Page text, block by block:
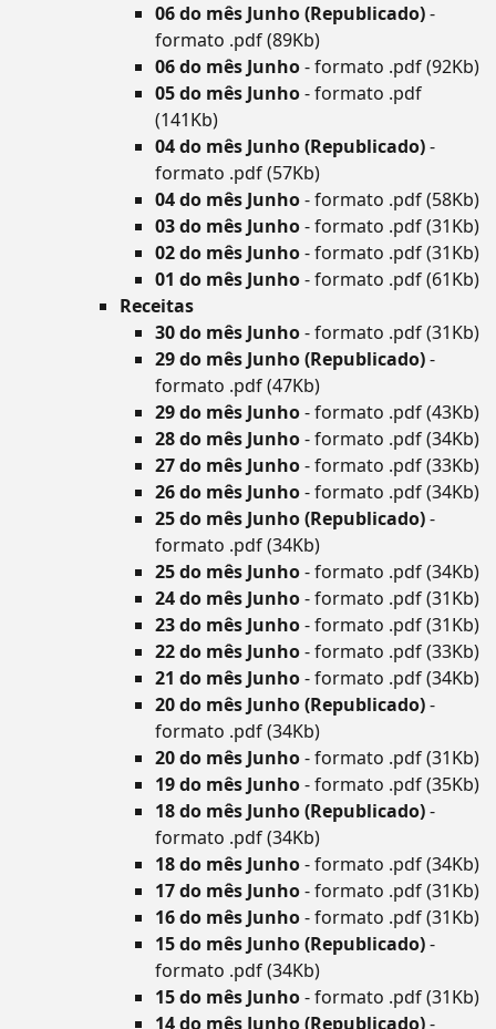
06 do mês Junho (Republicado)-
formato .pdf (89Kb)
06 do mês Junho- formato .pdf (92Kb)
05 do mês Junho- formato .pdf
(141Kb)
04 do mês Junho (Republicado)-
formato .pdf (57Kb)
04 do mês Junho- formato .pdf (58Kb)
03 do mês Junho- formato .pdf (31Kb)
02 do mês Junho- formato .pdf (31Kb)
01 do mês Junho- formato .pdf (61Kb)
Receitas
30 do mês Junho- formato .pdf (31Kb)
29 do mês Junho (Republicado)-
formato .pdf (47Kb)
29 do mês Junho- formato .pdf (43Kb)
28 do mês Junho- formato .pdf (34Kb)
27 do mês Junho- formato .pdf (33Kb)
26 do mês Junho- formato .pdf (34Kb)
25 do mês Junho (Republicado)-
formato .pdf (34Kb)
25 do mês Junho- formato .pdf (34Kb)
24 do mês Junho- formato .pdf (31Kb)
23 do mês Junho- formato .pdf (31Kb)
22 do mês Junho- formato .pdf (33Kb)
21 do mês Junho- formato .pdf (34Kb)
20 do mês Junho (Republicado)-
formato .pdf (34Kb)
20 do mês Junho- formato .pdf (31Kb)
19 do mês Junho- formato .pdf (35Kb)
18 do mês Junho (Republicado)-
formato .pdf (34Kb)
18 do mês Junho- formato .pdf (34Kb)
17 do mês Junho- formato .pdf (31Kb)
16 do mês Junho- formato .pdf (31Kb)
15 do mês Junho (Republicado)-
formato .pdf (34Kb)
15 do mês Junho- formato .pdf (31Kb)
14 do mês Junho (Republicado)-